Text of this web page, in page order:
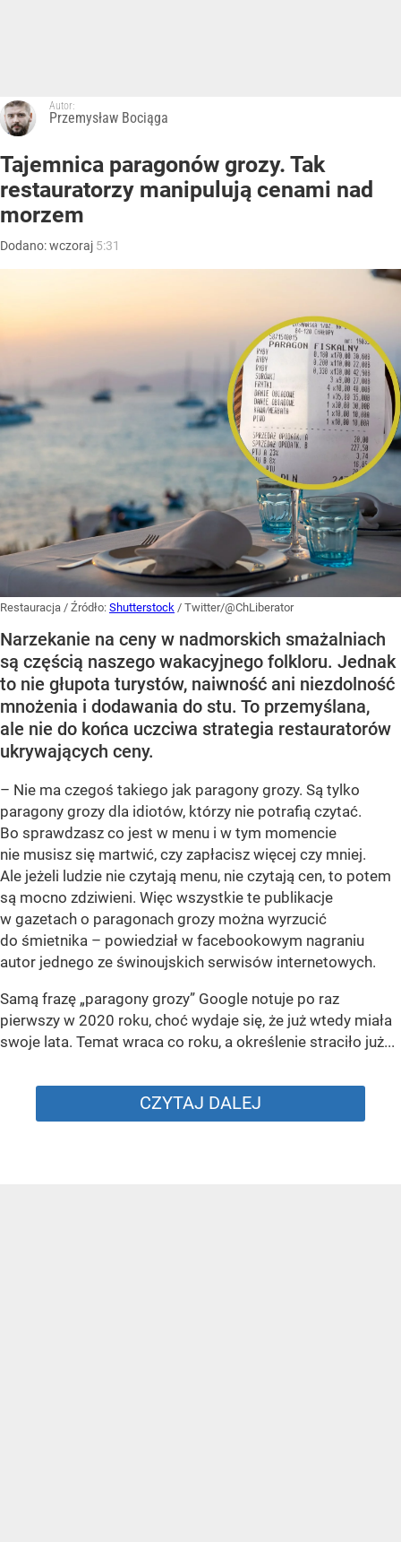
Autor:
Przemysław Bociąga
Tajemnica paragonów grozy. Tak
restauratorzy manipulują cenami nad
morzem
Dodano:wczoraj 5:31
Restauracja / Źródło: Shutterstock / Twitter/@ChLiberator
Narzekanie na ceny w nadmorskich smażalniach
są częścią naszego wakacyjnego folkloru. Jednak
to nie głupota turystów, naiwność ani niezdolność
mnożenia i dodawania do stu. To przemyślana,
ale nie do końca uczciwa strategia restauratorów
ukrywających ceny.
– Nie ma czegoś takiego jak paragony grozy. Są tylko
paragony grozy dla idiotów, którzy nie potrafią czytać.
Bo sprawdzasz co jest w menu i w tym momencie
nie musisz się martwić, czy zapłacisz więcej czy mniej.
Ale jeżeli ludzie nie czytają menu, nie czytają cen, to potem
są mocno zdziwieni. Więc wszystkie te publikacje
w gazetach o paragonach grozy można wyrzucić
do śmietnika – powiedział w facebookowym nagraniu
autor jednego ze świnoujskich serwisów internetowych.
Samą frazę „paragony grozy” Google notuje po raz
pierwszy w 2020 roku, choć wydaje się, że już wtedy miała
swoje lata. Temat wraca co roku, a określenie straciło już...
CZYTAJ DALEJ